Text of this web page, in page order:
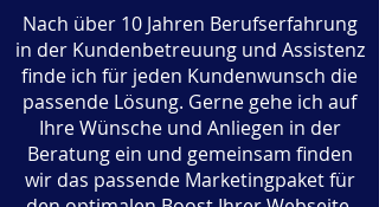
Nach über 10 Jahren Berufserfahrung
in der Kundenbetreuung und Assistenz
finde ich für jeden Kundenwunsch die
passende Lösung. Gerne gehe ich auf
Ihre Wünsche und Anliegen in der
Beratung ein und gemeinsam finden
wir das passende Marketingpaket für